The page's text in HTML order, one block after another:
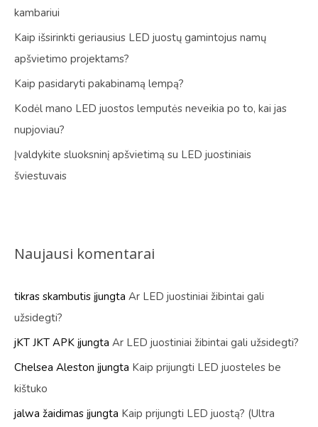
kambariui
Kaip išsirinkti geriausius LED juostų gamintojus namų
apšvietimo projektams?
Kaip pasidaryti pakabinamą lempą?
Kodėl mano LED juostos lemputės neveikia po to, kai jas
nupjoviau?
Įvaldykite sluoksninį apšvietimą su LED juostiniais
šviestuvais
Naujausi komentarai
tikras skambutis įjungta Ar LED juostiniai žibintai gali
užsidegti?
jKT JKT APK įjungta Ar LED juostiniai žibintai gali užsidegti?
Chelsea Aleston įjungta Kaip prijungti LED juosteles be
kištuko
jalwa žaidimas įjungta Kaip prijungti LED juostą? (Ultra